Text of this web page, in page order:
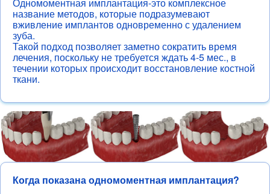
название методов, которые подразумевают
вживление имплантов одновременно с удалением
зуба.
Такой подход позволяет заметно сократить время
лечения, поскольку не требуется ждать 4-5 мес., в
течении которых происходит восстановление костной
ткани.
Когда показана одномоментная имплантация?